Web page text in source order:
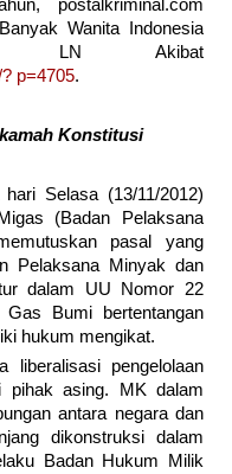
postalkriminal.com
Wanita Indonesia
LN Akibat
p=4705.
Konstitusi
Selasa (13/11/2012)
(Badan Pelaksana
pasal yang
Pelaksana Minyak dan
dalam UU Nomor 22
Bumi bertentangan
hukum mengikat.
pengelolaan
pihak asing. MK dalam
antara negara dan
dikonstruksi dalam
Badan Hukum Milik